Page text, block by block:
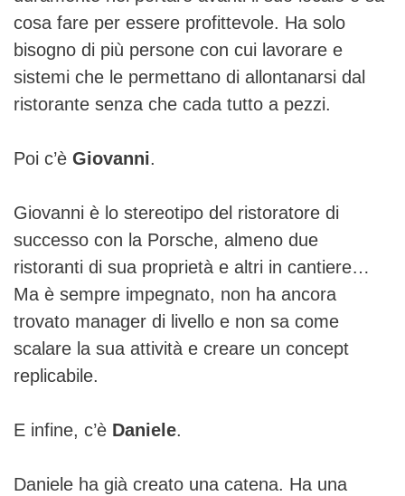
cosa fare per essere profittevole. Ha solo
bisogno di più persone con cui lavorare e
sistemi che le permettano di allontanarsi dal
ristorante senza che cada tutto a pezzi.
Poi c’è Giovanni.
Giovanni è lo stereotipo del ristoratore di
successo con la Porsche, almeno due
ristoranti di sua proprietà e altri in cantiere…
Ma è sempre impegnato, non ha ancora
trovato manager di livello e non sa come
scalare la sua attività e creare un concept
replicabile.
E infine, c’è Daniele.
Daniele ha già creato una catena. Ha una